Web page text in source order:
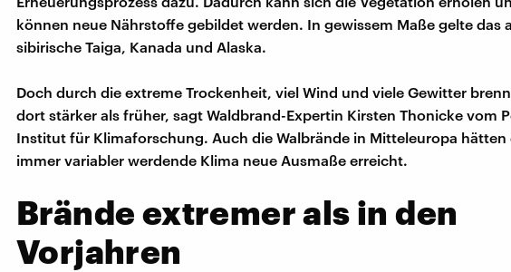
können neue Nährstoffe gebildet werden. In gewissem Maße gelte das
sibirische Taiga, Kanada und Alaska.
Doch durch die extreme Trockenheit, viel Wind und viele Gewitter
dort stärker als früher, sagt Waldbrand-Expertin Kirsten Thonicke vom
Institut für Klimaforschung. Auch die Walbrände in Mitteleuropa hätten
immer variabler werdende Klima neue Ausmaße erreicht.
Brände extremer als in den
Vorjahren